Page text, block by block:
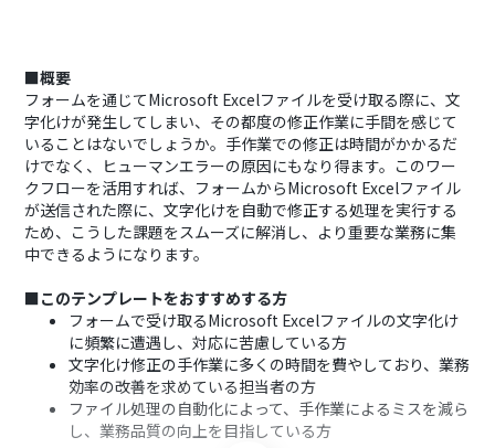
■概要
フォームを通じてMicrosoft Excelファイルを受け取る際に、文
字化けが発生してしまい、その都度の修正作業に手間を感じて
いることはないでしょうか。手作業での修正は時間がかかるだ
けでなく、ヒューマンエラーの原因にもなり得ます。このワー
クフローを活用すれば、フォームからMicrosoft Excelファイル
が送信された際に、文字化けを自動で修正する処理を実行する
ため、こうした課題をスムーズに解消し、より重要な業務に集
中できるようになります。
■このテンプレートをおすすめする方
フォームで受け取るMicrosoft Excelファイルの文字化け
に頻繁に遭遇し、対応に苦慮している方
文字化け修正の手作業に多くの時間を費やしており、業務
効率の改善を求めている担当者の方
ファイル処理の自動化によって、手作業によるミスを減ら
し、業務品質の向上を目指している方